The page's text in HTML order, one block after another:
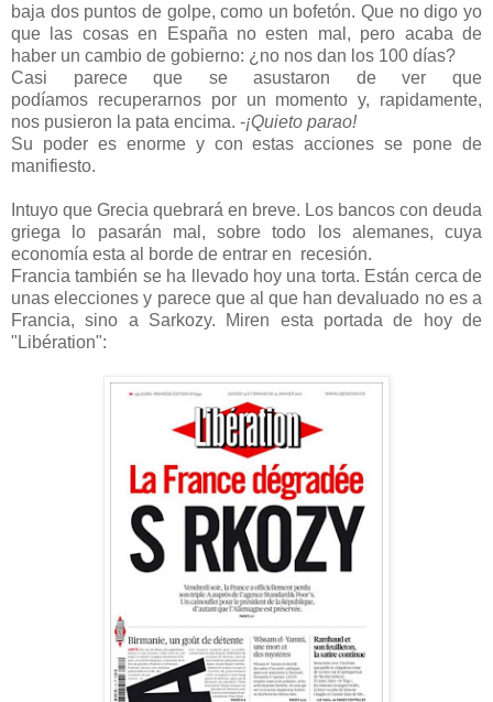
baja dos puntos de golpe, como un bofetón. Que no digo yo
que las cosas en España no esten mal, pero acaba de
haber un cambio de gobierno: ¿no nos dan los 100 días?
Casi parece que se asustaron de ver que
podíamos recuperarnos por un momento y, rapidamente,
nos pusieron la pata encima. -¡Quieto parao!
Su poder es enorme y con estas acciones se pone de
manifiesto.
Intuyo que Grecia quebrará en breve. Los bancos con deuda
griega lo pasarán mal, sobre todo los alemanes, cuya
economía esta al borde de entrar en recesión.
Francia también se ha llevado hoy una torta. Están cerca de
unas elecciones y parece que al que han devaluado no es a
Francia, sino a Sarkozy. Miren esta portada de hoy de
"Libération":